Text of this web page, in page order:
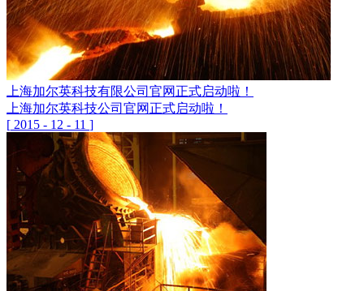
上海加尔英科技有限公司官网正式启动啦！
上海加尔英科技公司官网正式启动啦！
[ 2015 - 12 - 11 ]